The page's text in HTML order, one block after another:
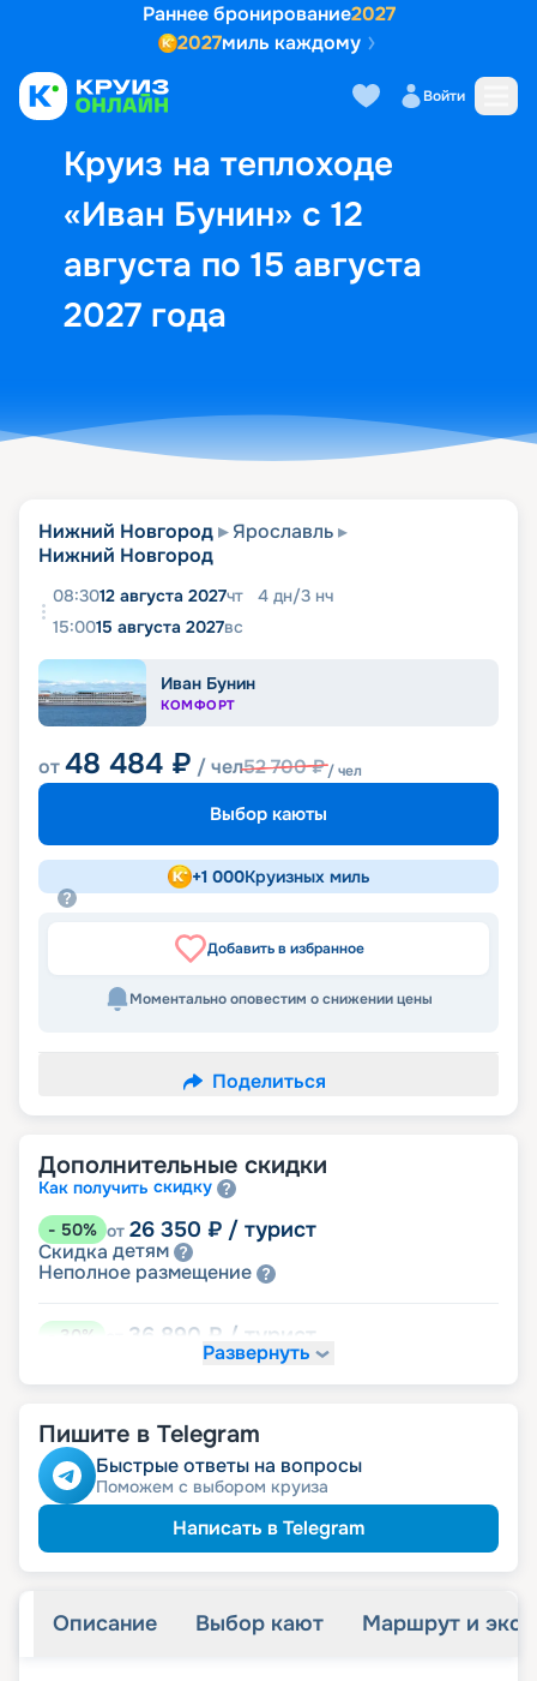
Раннее бронирование2027
2027миль каждому
Войти
Круиз на теплоходе
«Иван Бунин» с 12
августа по 15 августа
2027 года
Выбор кают Маршрут и
Нижний Новгород
Ярославль
Нижний Новгород
08:3012 августа 2027чт 4 дн/3 нч
15:0015 августа 2027вс
Иван Бунин
КОМФОРТ
от48 484 ₽ / чел52 700₽/ чел
Выбор каюты
+1 000Круизных миль
Добавить в избранное
Моментально оповестим о снижении цены
Поделиться
Дополнительные скидки
Как получить скидку
- 50% от 26 350 ₽ / турист
Скидка детям
Неполное размещение
30% 36 890 ₽ / турист
Скидки за размещение на дополнительных
-10% от 47 430 ₽/ турист
Скидкапенсионерам
Скидка сотрудникам силовыхведомств
Скидкаветеранам
Скидка многодетнымсемьям
Развернуть
Пишите в Telegram
Быстрые ответы на вопросы
Поможем с выбором круиза
Написать в Telegram
Описание Выбор кают Маршрут и